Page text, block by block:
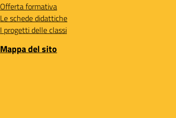
Offerta formativa
Le schede didattiche
I progetti delle classi
Mappa del sito